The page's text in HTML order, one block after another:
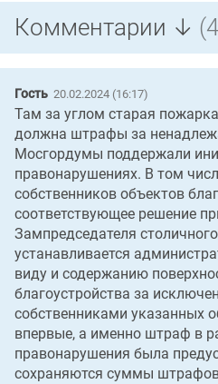
Комментарии ↓
Гость 20.02.2024 (16:17)
Там за углом старая
должна штрафы за
Мосгордумы поддержали
правонарушениях. В том
собственников объектов
соответствующее решение
Зампредседателя
устанавливается
виду и содержанию
благоустройства за
собственниками указанных
впервые, а именно штраф в
правонарушения была
сохраняются суммы штрафов